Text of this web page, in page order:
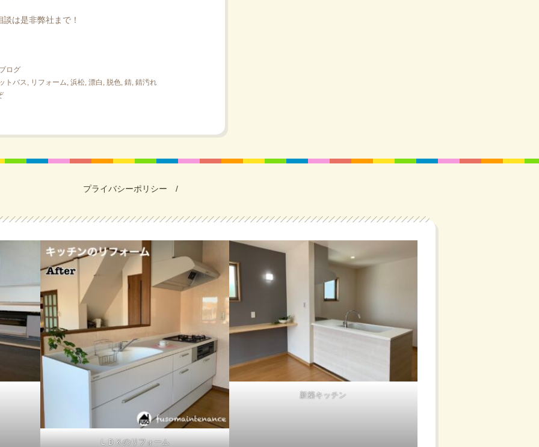
は是非弊社まで！
ログ
トバス
リフォーム 浜松 漂白 脱色 錆 錆汚れ
プライバシーポリシー
ＬＤＫのリフォーム
新築キッチン